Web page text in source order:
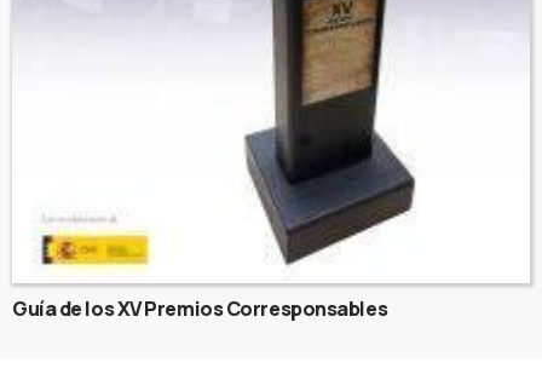
Guía de los XV Premios Corresponsables